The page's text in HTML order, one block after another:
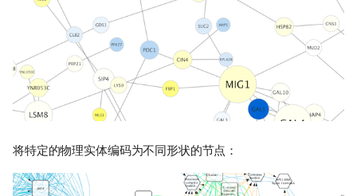
将特定的物理实体编码为不同形状的节点：